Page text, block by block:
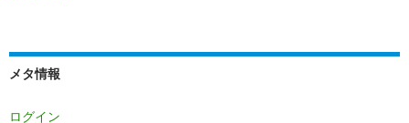
メタ情報
ログイン